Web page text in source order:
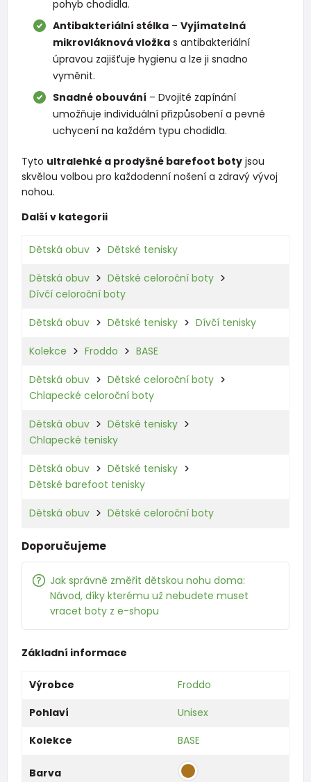
pohyb chodidla.
Antibakteriální stélka –Vyjímatelná
mikrovláknová vložka s antibakteriální
úpravou zajišťuje hygienu a lze ji snadno
vyměnit.
Snadné obouvání – Dvojité zapínání
umožňuje individuální přizpůsobení a pevné
uchycení na každém typu chodidla.
Tyto ultralehké a prodyšné barefoot botyjsou
skvělou volbou pro každodenní nošení a zdravý vývoj
nohou.
Další v kategorii
Dětská obuv Dětské tenisky
Dětská obuv
Dětské celoroční boty
Dívčí celoroční boty
Dětská obuv Dětské tenisky Dívčí tenisky
Kolekce Froddo BASE
Dětská obuv
Dětské celoroční boty
Chlapecké celoroční boty
Dětská obuv
Dětské tenisky
Chlapecké tenisky
Dětská obuv
Dětské tenisky
Dětské barefoot tenisky
Dětská obuv Dětské celoroční boty
Doporučujeme
Jak správně změřit dětskou nohu doma:
Návod, díky kterému už nebudete muset
vracet boty z e-shopu
Základní informace
Výrobce
Froddo
Pohlaví
Unisex
Kolekce
BASE
Barva